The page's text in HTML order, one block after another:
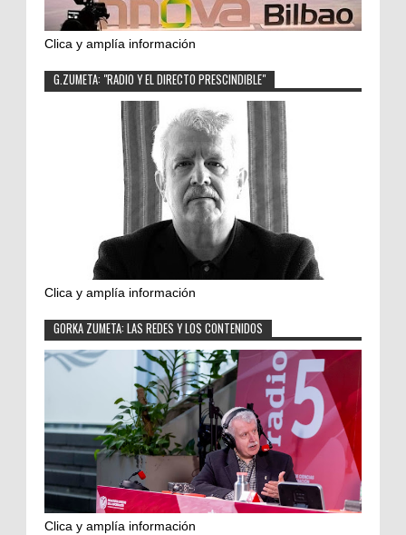
Clica y amplía información
G.ZUMETA: "RADIO Y EL DIRECTO PRESCINDIBLE"
Clica y amplía información
GORKA ZUMETA: LAS REDES Y LOS CONTENIDOS
Clica y amplía información